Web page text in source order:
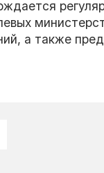
а также